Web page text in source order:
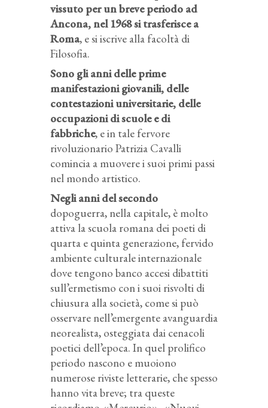
vissuto per un breve periodo ad
Ancona, nel 1968 si trasferisce a
Roma, e si iscrive alla facoltà di
Filosofia.
Sono gli anni delle prime
manifestazioni giovanili, delle
contestazioni universitarie, delle
occupazioni di scuole e di
fabbriche, e in tale fervore
rivoluzionario Patrizia Cavalli
comincia a muovere i suoi primi passi
nel mondo artistico.
Negli anni del secondo
dopoguerra, nella capitale, è molto
attiva la scuola romana dei poeti di
quarta e quinta generazione, fervido
ambiente culturale internazionale
dove tengono banco accesi dibattiti
sull’ermetismo con i suoi risvolti di
chiusura alla società, come si può
osservare nell’emergente avanguardia
neorealista, osteggiata dai cenacoli
poetici dell’epoca. In quel prolifico
periodo nascono e muoiono
numerose riviste letterarie, che spesso
hanno vita breve; tra queste